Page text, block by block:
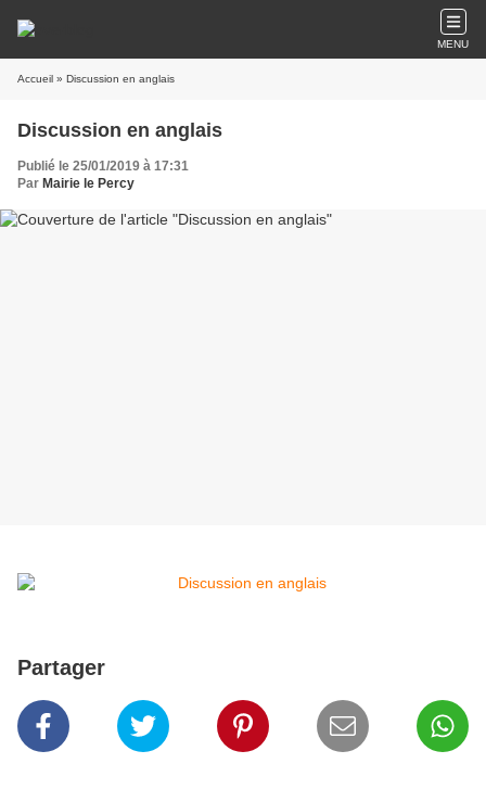
MENU
Accueil » Discussion en anglais
Discussion en anglais
Publié le 25/01/2019 à 17:31
Par Mairie le Percy
Partager